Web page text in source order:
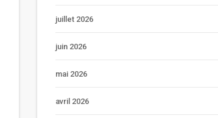
juillet 2026
juin 2026
mai 2026
avril 2026